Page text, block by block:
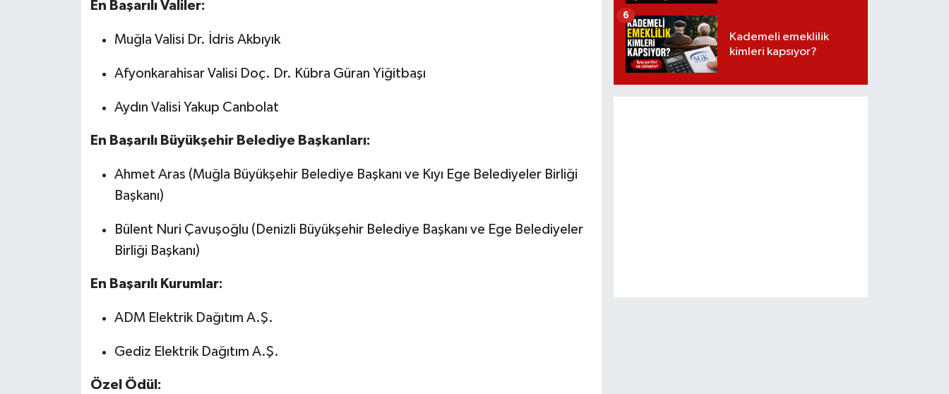
En Başarılı Valiler:
Muğla Valisi Dr. İdris Akbıyık
Afyonkarahisar Valisi Doç. Dr. Kübra Güran Yiğitbaşı
Aydın Valisi Yakup Canbolat
En Başarılı Büyükşehir Belediye Başkanları:
Ahmet Aras (Muğla Büyükşehir Belediye Başkanı ve Kıyı Ege Belediyeler Birliği
Başkanı)
Bülent Nuri Çavuşoğlu (Denizli Büyükşehir Belediye Başkanı ve Ege Belediyeler
Birliği Başkanı)
En Başarılı Kurumlar:
ADM Elektrik Dağıtım A.Ş.
Gediz Elektrik Dağıtım A.Ş.
Özel Ödül:
Kademeli emeklilik
kimleri kapsıyor?
6